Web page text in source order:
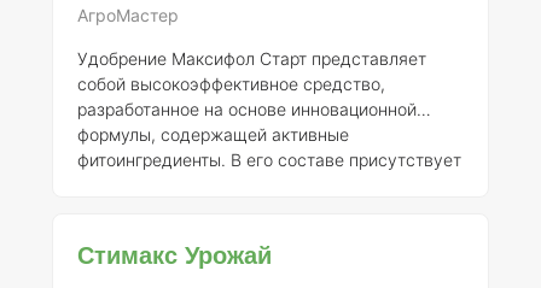
АгроМастер
Удобрение Максифол Старт представляет
собой высокоэффективное средство,
разработанное на основе инновационной
формулы, содержащей активные
фитоингредиенты. В его составе присутствует
Кроме того, Максифол Старт включает в себя
Стимакс Урожай